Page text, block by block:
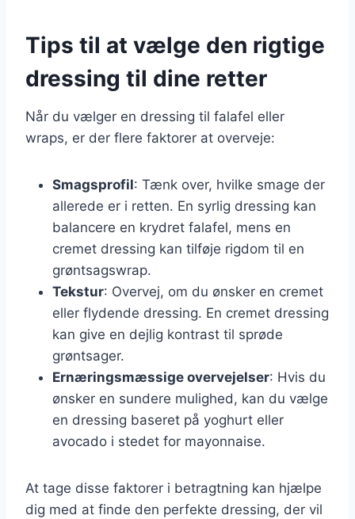
Tips til at vælge den rigtige
dressing til dine retter
Når du vælger en dressing til falafel eller
wraps, er der flere faktorer at overveje:
Smagsprofil: Tænk over, hvilke smage der
allerede er i retten. En syrlig dressing kan
balancere en krydret falafel, mens en
cremet dressing kan tilføje rigdom til en
grøntsagswrap.
Tekstur: Overvej, om du ønsker en cremet
eller flydende dressing. En cremet dressing
kan give en dejlig kontrast til sprøde
grøntsager.
Ernæringsmæssige overvejelser: Hvis du
ønsker en sundere mulighed, kan du vælge
en dressing baseret på yoghurt eller
avocado i stedet for mayonnaise.
At tage disse faktorer i betragtning kan hjælpe
dig med at finde den perfekte dressing, der vil